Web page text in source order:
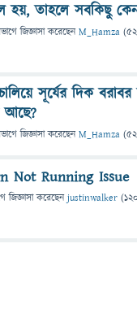
হয়, তাহলে সবকিছু
জিজ্ঞাসাকরেছেনM_Hamza (
সূর্যের দিক
আছে?
জিজ্ঞাসাকরেছেনM_Hamza (
Not Running Issue
জিজ্ঞাসাকরেছেনjustinwalker (120